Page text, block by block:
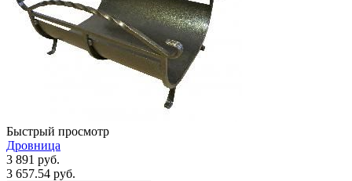
Быстрый просмотр
Дровница
3 891 руб.
3 657.54 руб.